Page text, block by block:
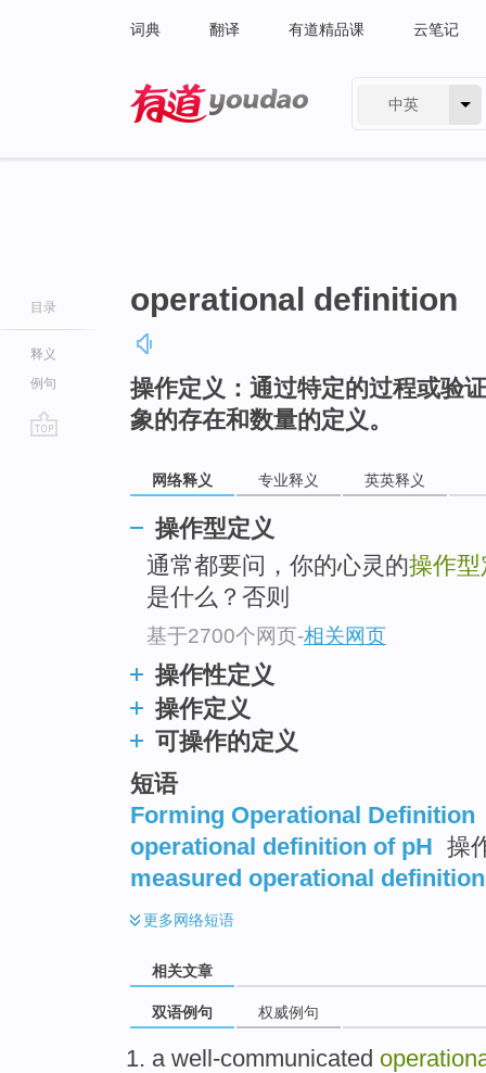
词典 翻译 有道精品课 云笔记
中英
目录
释义
例句
operational definition
操作定义：通过特定的过程或验
象的存在和数量的定义。
网络释义 专业释义 英英释义
操作型定义
通常都要问，你的心灵的操作
是什么？否则
基于2700个网页-相关网页
操作性定义
操作定义
可操作的定义
短语
Forming Operational Definition
operational definition of pH 操
measured operational definition
更多网络短语
相关文章
双语例句 权威例句
a well-communicated